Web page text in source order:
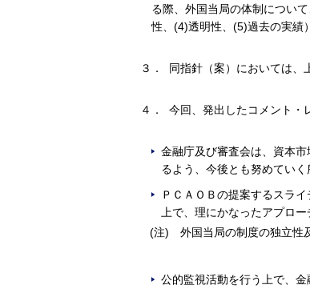
る際、外国当局の体制につい
性、(4)透明性、(5)過去の実績
３． 同指針（案）においては、
４． 今回、発出したコメント・
金融庁及び審査会は、資本
るよう、今後とも努めていく
ＰＣＡＯＢの提案するスラ
上で、理にかなったアプロー
(注) 外国当局の制度の独立性
公的監視活動を行う上で、